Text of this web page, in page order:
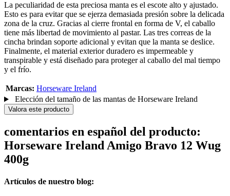
La peculiaridad de esta preciosa manta es el escote alto y ajustado.
Esto es para evitar que se ejerza demasiada presión sobre la delicada
zona de la cruz. Gracias al cierre frontal en forma de V, el caballo
tiene más libertad de movimiento al pastar. Las tres correas de la
cincha brindan soporte adicional y evitan que la manta se deslice.
Finalmente, el material exterior duradero es impermeable y
transpirable y está diseñado para proteger al caballo del mal tiempo
y el frío.
Marcas: Horseware Ireland
Elección del tamaño de las mantas de Horseware Ireland
Valora este producto
comentarios en español del producto:
Horseware Ireland Amigo Bravo 12 Wug
400g
Artículos de nuestro blog: